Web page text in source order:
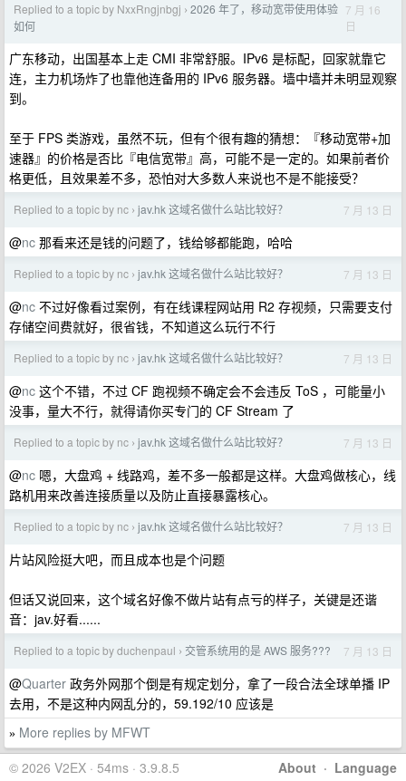
Replied to a topic by NxxRngjnbgj › 2026 年了，移动宽带使用体验
如何
7 月 16
日
广东移动，出国基本上走 CMI 非常舒服。IPv6 是标配，回家就靠它
连，主力机场炸了也靠他连备用的 IPv6 服务器。墙中墙并未明显观察
到。
至于 FPS 类游戏，虽然不玩，但有个很有趣的猜想：『移动宽带+加
速器』的价格是否比『电信宽带』高，可能不是一定的。如果前者价
格更低，且效果差不多，恐怕对大多数人来说也不是不能接受？
Replied to a topic by nc › jav.hk 这域名做什么站比较好？ 7 月 13 日
@nc 那看来还是钱的问题了，钱给够都能跑，哈哈
Replied to a topic by nc › jav.hk 这域名做什么站比较好？ 7 月 13 日
@nc 不过好像看过案例，有在线课程网站用 R2 存视频，只需要支付
存储空间费就好，很省钱，不知道这么玩行不行
Replied to a topic by nc › jav.hk 这域名做什么站比较好？ 7 月 13 日
@nc 这个不错，不过 CF 跑视频不确定会不会违反 ToS ，可能量小
没事，量大不行，就得请你买专门的 CF Stream 了
Replied to a topic by nc › jav.hk 这域名做什么站比较好？ 7 月 13 日
@nc 嗯，大盘鸡 + 线路鸡，差不多一般都是这样。大盘鸡做核心，线
路机用来改善连接质量以及防止直接暴露核心。
Replied to a topic by nc › jav.hk 这域名做什么站比较好？ 7 月 13 日
片站风险挺大吧，而且成本也是个问题
但话又说回来，这个域名好像不做片站有点亏的样子，关键是还谐
音：jav.好看......
Replied to a topic by duchenpaul › 交管系统用的是 AWS 服务??? 7 月 13 日
@Quarter 政务外网那个倒是有规定划分，拿了一段合法全球单播 IP
去用，不是这种内网乱分的，59.192/10 应该是
» More replies by MFWT
About · Language
© 2026 V2EX · 54ms · 3.9.8.5